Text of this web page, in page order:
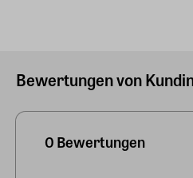
Bewertungen von
0 Bewertungen